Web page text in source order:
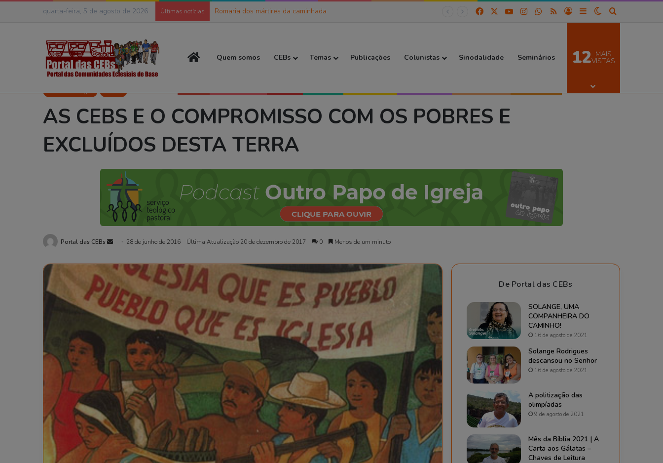
quarta-feira, 5 de agosto de 2026 Últimas notícias Romaria dos mártires da caminhada Facebook YouTubeInstagramWhatsApp
RSS Entrar Barra Lateral
Switch skin
Procurar por
Página Inicial
Quem somos CEBs Temas Publicações Colunistas Sinodalidade Seminários 12 MAIS
VISTAS
Início > Temas>CEBs e Liturgia >AS CEBS E O COMPROMISSO COM OS POBRES E EXCLUÍDOS DESTA TERRA
CEBs e Liturgia Fotos
AS CEBS E O COMPROMISSO COM OS POBRES E
EXCLUÍDOS DESTA TERRA
Portal das CEBs
Mande
e-
28 de junho de 2016 Última Atualização 20 de dezembro de 2017 0 Menos de um minuto
De Portal das CEBs
SOLANGE, UMA
COMPANHEIRA DO
CAMINHO!
16 de agosto de 2021
Solange Rodrigues
descansou no Senhor
16 de agosto de 2021
A politização das
olimpíadas
9 de agosto de 2021
Mês da Bíblia 2021 | A
Carta aos Gálatas –
Chaves de Leitura